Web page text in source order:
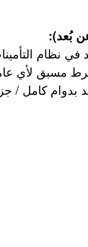
بُعد):
نظام
مسبق لأي
بدوام كامل /